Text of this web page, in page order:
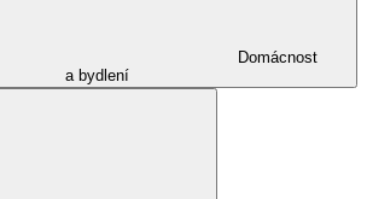
Domácnost
a bydlení